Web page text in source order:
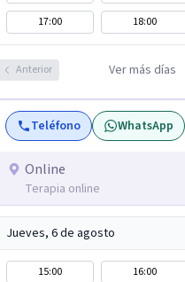
17:00
18:00
Anterior Ver más días
Teléfono WhatsApp
Online
Terapia online
Jueves, 6 de agosto
15:00 16:00